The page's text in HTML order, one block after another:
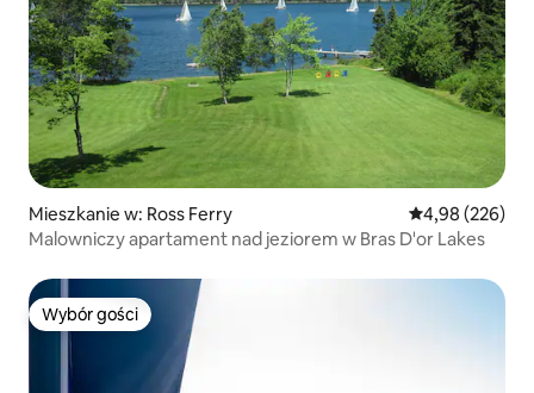
Mieszkanie w: Ross Ferry Średnia
4,98 (226)
Malowniczy apartament nad jeziorem w Bras D'or Lakes
Wybór gości
Wybór gości